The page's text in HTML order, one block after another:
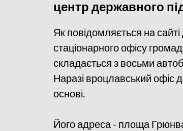
центр державного
Як повідомляється на
стаціонарного офісу
складається з восьми
Наразі вроцлавський офіс
основі.
Його адреса - площа